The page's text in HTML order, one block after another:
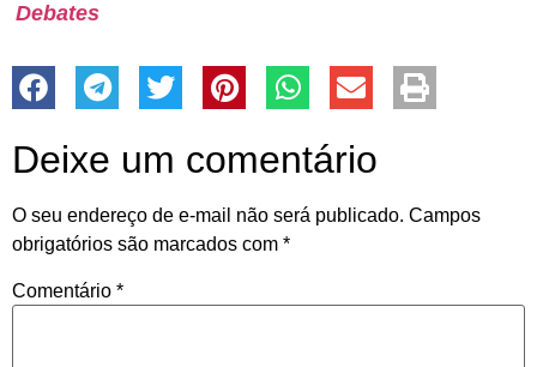
Debates
Deixe um comentário
O seu endereço de e-mail não será publicado. Campos
obrigatórios são marcados com *
Comentário *